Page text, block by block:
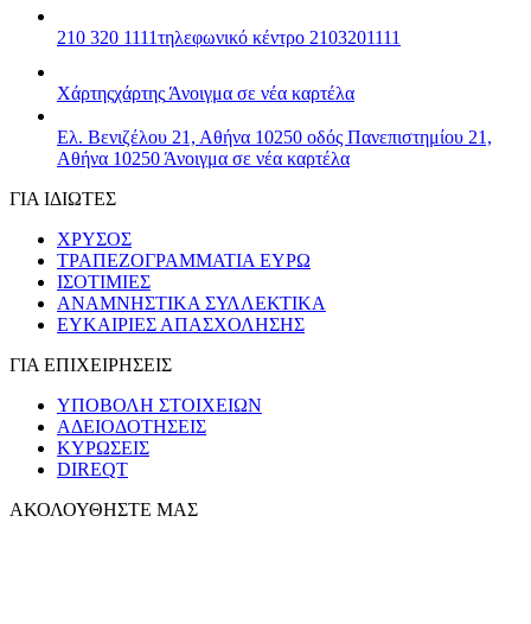
210 320 1111τηλεφωνικό κέντρο 2103201111
Χάρτηςχάρτης Άνοιγμα σε νέα καρτέλα
Ελ. Βενιζέλου 21, Αθήνα 10250 οδός Πανεπιστημίου 21,
Αθήνα 10250 Άνοιγμα σε νέα καρτέλα
ΓΙΑ ΙΔΙΩΤΕΣ
ΧΡΥΣΟΣ
ΤΡΑΠΕΖΟΓΡΑΜΜΑΤΙΑ ΕΥΡΩ
ΙΣΟΤΙΜΙΕΣ
ΑΝΑΜΝΗΣΤΙΚΑ ΣΥΛΛΕΚΤΙΚΑ
ΕΥΚΑΙΡΙΕΣ ΑΠΑΣΧΟΛΗΣΗΣ
ΓΙΑ ΕΠΙΧΕΙΡΗΣΕΙΣ
ΥΠΟΒΟΛΗ ΣΤΟΙΧΕΙΩΝ
ΑΔΕΙΟΔΟΤΗΣΕΙΣ
ΚΥΡΩΣΕΙΣ
DIREQT
ΑΚΟΛΟΥΘΗΣΤΕ ΜΑΣ